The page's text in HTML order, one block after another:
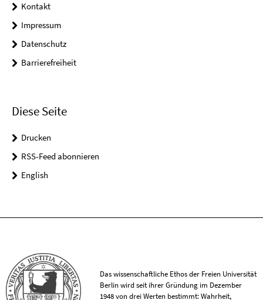
Kontakt
Impressum
Datenschutz
Barrierefreiheit
Diese Seite
Drucken
RSS-Feed abonnieren
English
Das wissenschaftliche Ethos der Freien Universität
Berlin wird seit ihrer Gründung im Dezember
1948 von drei Werten bestimmt: Wahrheit,